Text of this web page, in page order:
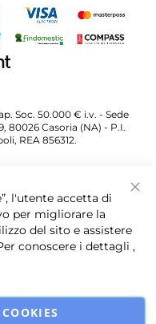
Soc. 50.000 € i.v. - Sede
80026 Casoria (NA) - P.I.
REA 856312.
l'utente accetta di
per migliorare la
del sito e assistere
conoscere i dettagli ,